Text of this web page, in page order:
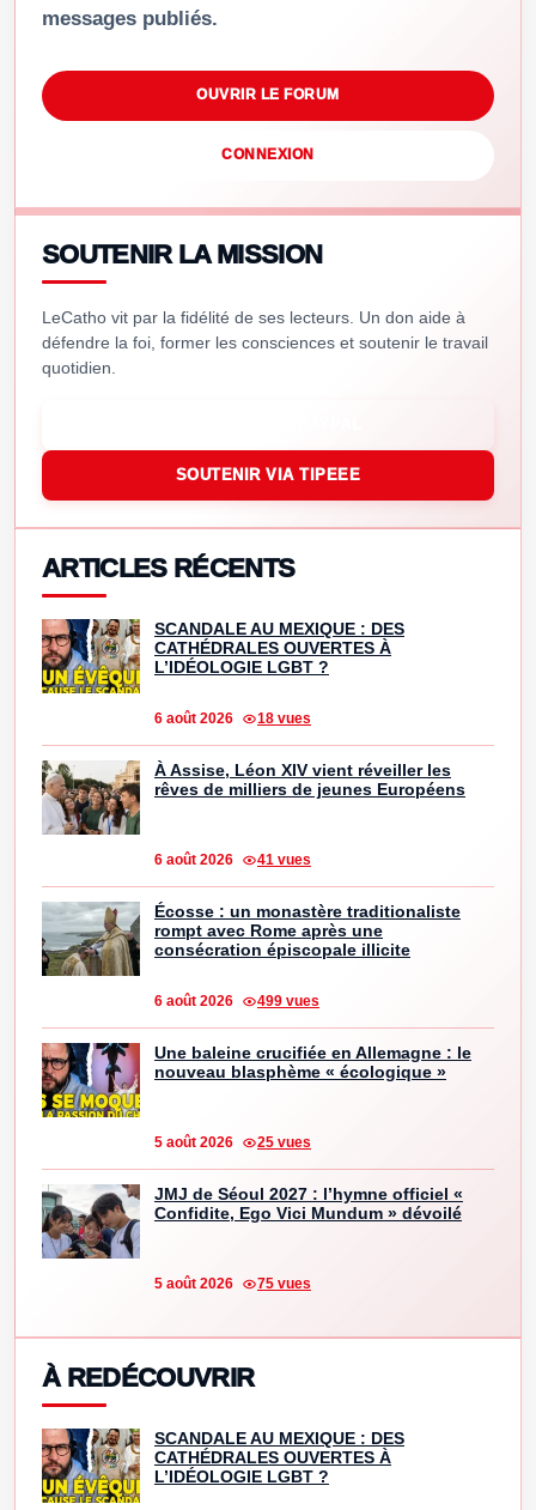
messages publiés.
OUVRIR LE FORUM
CONNEXION
SOUTENIR LA MISSION
LeCatho vit par la fidélité de ses lecteurs. Un don aide à
défendre la foi, former les consciences et soutenir le travail
quotidien.
SOUTENIR VIA TIPEEE
ARTICLES RÉCENTS
SCANDALE AU MEXIQUE : DES
CATHÉDRALES OUVERTES À
L’IDÉOLOGIE LGBT ?
6 août 2026 18 vues
À Assise, Léon XIV vient réveiller les
rêves de milliers de jeunes Européens
6 août 2026 41 vues
Écosse : un monastère traditionaliste
rompt avec Rome après une
consécration épiscopale illicite
6 août 2026 499 vues
Une baleine crucifiée en Allemagne : le
nouveau blasphème « écologique »
5 août 2026 25 vues
JMJ de Séoul 2027 : l’hymne officiel «
Confidite, Ego Vici Mundum » dévoilé
5 août 2026 75 vues
À REDÉCOUVRIR
SCANDALE AU MEXIQUE : DES
CATHÉDRALES OUVERTES À
L’IDÉOLOGIE LGBT ?